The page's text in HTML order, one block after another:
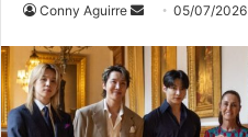
Conny Aguirre
Send
email
05/07/2026